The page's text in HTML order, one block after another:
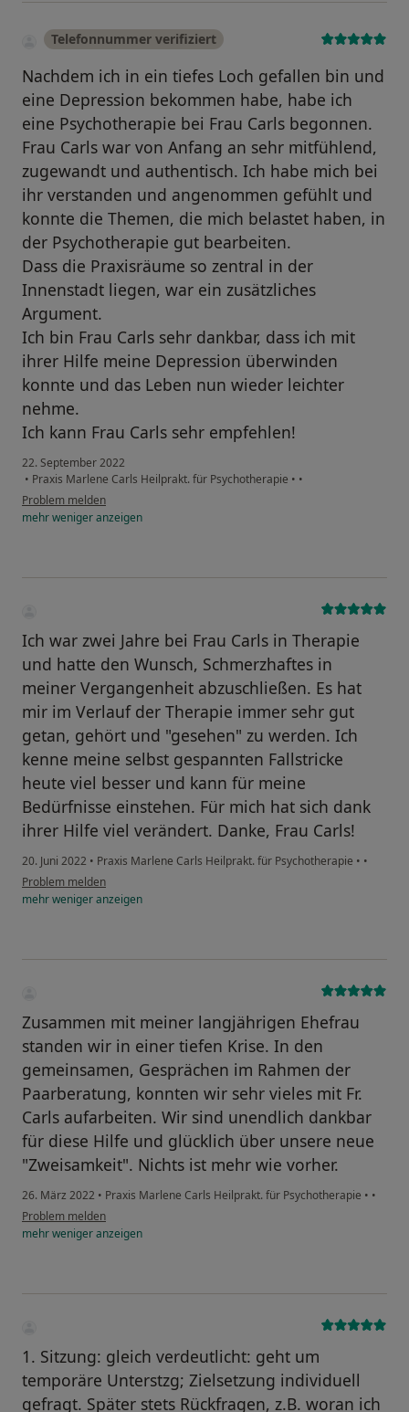
Telefonnummer verifiziert
Nachdem ich in ein tiefes Loch gefallen bin und
eine Depression bekommen habe, habe ich
eine Psychotherapie bei Frau Carls begonnen.
Frau Carls war von Anfang an sehr mitfühlend,
zugewandt und authentisch. Ich habe mich bei
ihr verstanden und angenommen gefühlt und
konnte die Themen, die mich belastet haben, in
der Psychotherapie gut bearbeiten.
Dass die Praxisräume so zentral in der
Innenstadt liegen, war ein zusätzliches
Argument.
Ich bin Frau Carls sehr dankbar, dass ich mit
ihrer Hilfe meine Depression überwinden
konnte und das Leben nun wieder leichter
nehme.
Ich kann Frau Carls sehr empfehlen!
22. September 2022
• Praxis Marlene Carls Heilprakt. für Psychotherapie • •
Problem melden
mehrwenigeranzeigen
Ich war zwei Jahre bei Frau Carls in Therapie
und hatte den Wunsch, Schmerzhaftes in
meiner Vergangenheit abzuschließen. Es hat
mir im Verlauf der Therapie immer sehr gut
getan, gehört und "gesehen" zu werden. Ich
kenne meine selbst gespannten Fallstricke
heute viel besser und kann für meine
Bedürfnisse einstehen. Für mich hat sich dank
ihrer Hilfe viel verändert. Danke, Frau Carls!
20. Juni 2022 • Praxis Marlene Carls Heilprakt. für Psychotherapie • •
Problem melden
mehrwenigeranzeigen
Zusammen mit meiner langjährigen Ehefrau
standen wir in einer tiefen Krise. In den
gemeinsamen, Gesprächen im Rahmen der
Paarberatung, konnten wir sehr vieles mit Fr.
Carls aufarbeiten. Wir sind unendlich dankbar
für diese Hilfe und glücklich über unsere neue
"Zweisamkeit". Nichts ist mehr wie vorher.
26. März 2022 • Praxis Marlene Carls Heilprakt. für Psychotherapie • •
Problem melden
mehrwenigeranzeigen
1. Sitzung: gleich verdeutlicht: geht um
temporäre Unterstzg; Zielsetzung individuell
gefragt. Später stets Rückfragen, z.B. woran ich